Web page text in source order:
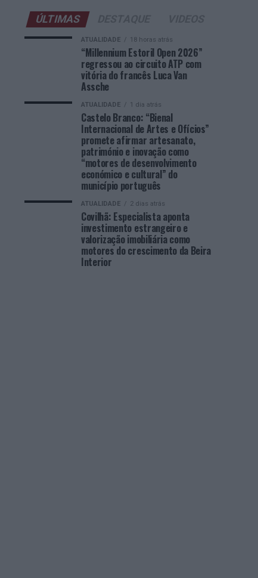
ÚLTIMAS
ATUALIDADE 18 horas atrás
“Millennium Estoril Open 2026”
regressou ao circuito ATP com
vitória do francês Luca Van
Assche
ATUALIDADE 1 dia atrás
Castelo Branco: “Bienal
Internacional de Artes e Ofícios”
promete afirmar artesanato,
património e inovação como
“motores de desenvolvimento
económico e cultural” do
município português
ATUALIDADE 2 dias atrás
Covilhã: Especialista aponta
investimento estrangeiro e
valorização imobiliária como
motores do crescimento da Beira
Interior